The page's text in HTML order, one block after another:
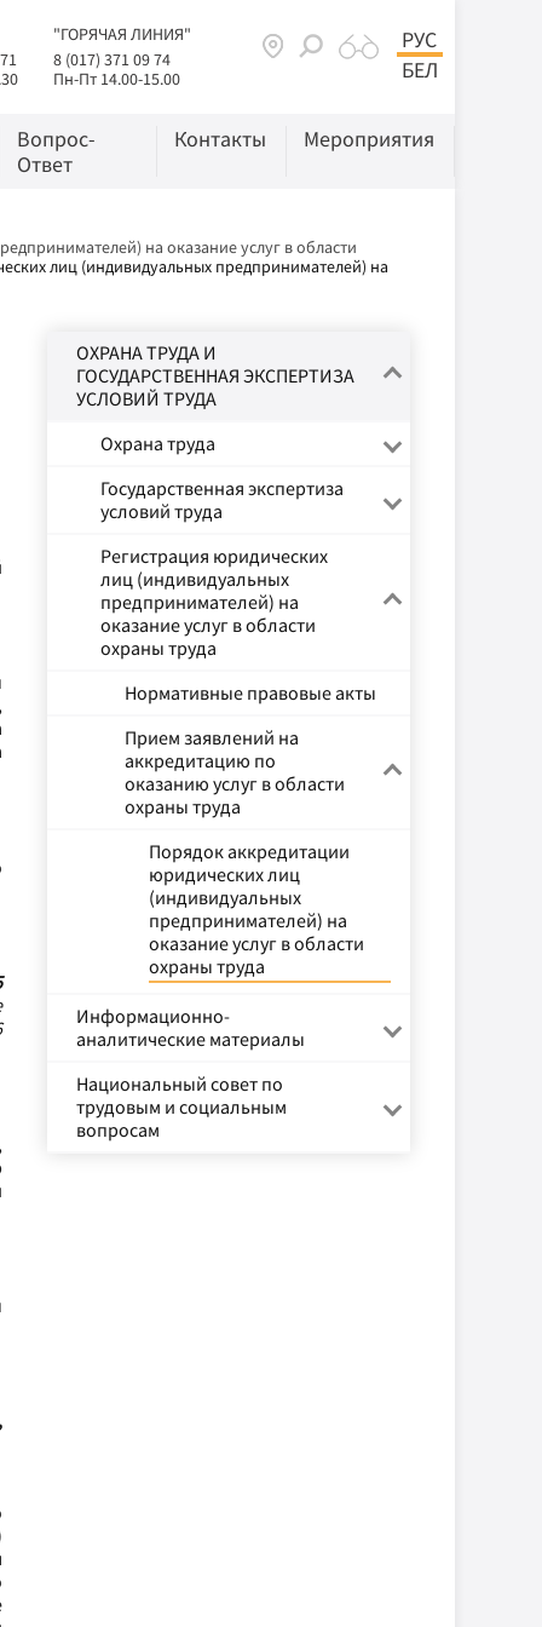
"ГОРЯЧАЯ ЛИНИЯ"
8 (017) 371 09 74
Пн-Пт 14.00-15.00
РУС
БЕЛ
Вопрос-
Ответ
Контакты Мероприятия
на оказание услуг в области
лиц (индивидуальных предпринимателей) на
,
ОХРАНА ТРУДА И
ГОСУДАРСТВЕННАЯ ЭКСПЕРТИЗА
УСЛОВИЙ ТРУДА
Охрана труда
Государственная экспертиза
условий труда
Регистрация юридических
лиц (индивидуальных
предпринимателей) на
оказание услуг в области
охраны труда
Нормативные правовые акты
Прием заявлений на
аккредитацию по
оказанию услуг в области
охраны труда
Порядок аккредитации
юридических лиц
(индивидуальных
предпринимателей) на
оказание услуг в области
охраны труда
Информационно-
аналитические материалы
Национальный совет по
трудовым и социальным
вопросам